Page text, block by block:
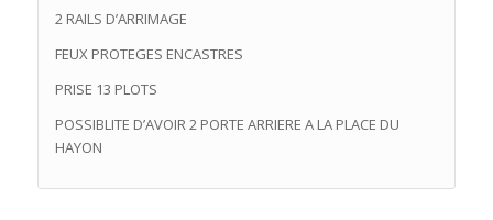
2 RAILS D’ARRIMAGE
FEUX PROTEGES ENCASTRES
PRISE 13 PLOTS
POSSIBLITE D’AVOIR 2 PORTE ARRIERE A LA PLACE DU
HAYON